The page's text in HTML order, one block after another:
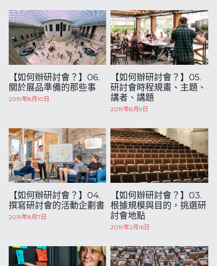
【如何辦研討會？】06.
關於展品準備的那些事
2019年8月10日
【如何辦研討會？】05.
研討會時程規畫、主題、
講者、講題
2019年8月9日
【如何辦研討會？】04.
撰寫研討會的活動企劃書
2019年8月7日
【如何辦研討會？】03.
根據規模與目的，挑選研
討會地點
2019年2月16日